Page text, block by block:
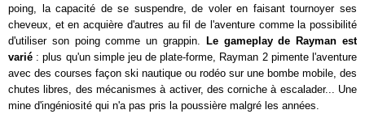
poing, la capacité de se suspendre, de voler en faisant tournoyer ses
cheveux, et en acquière d'autres au fil de l'aventure comme la possibilité
d'utiliser son poing comme un grappin.
Le gameplay de Rayman est
varié : plus qu'un simple jeu de plate-forme, Rayman 2 pimente l'aventure
avec des courses façon ski nautique ou rodéo sur une bombe mobile, des
chutes libres, des mécanismes à activer, des corniche à escalader... Une
mine d'ingéniosité qui n'a pas pris la poussière malgré les années.